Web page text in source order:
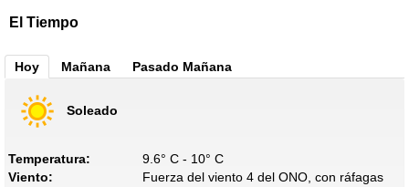
El Tiempo
Hoy Mañana Pasado Mañana
Soleado
Temperatura:
9.6° C - 10° C
Viento:
Fuerza del viento 4 del ONO, con ráfagas